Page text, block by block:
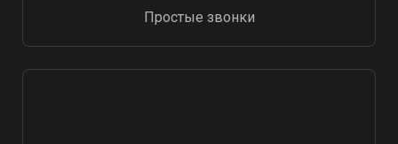
Простые звонки